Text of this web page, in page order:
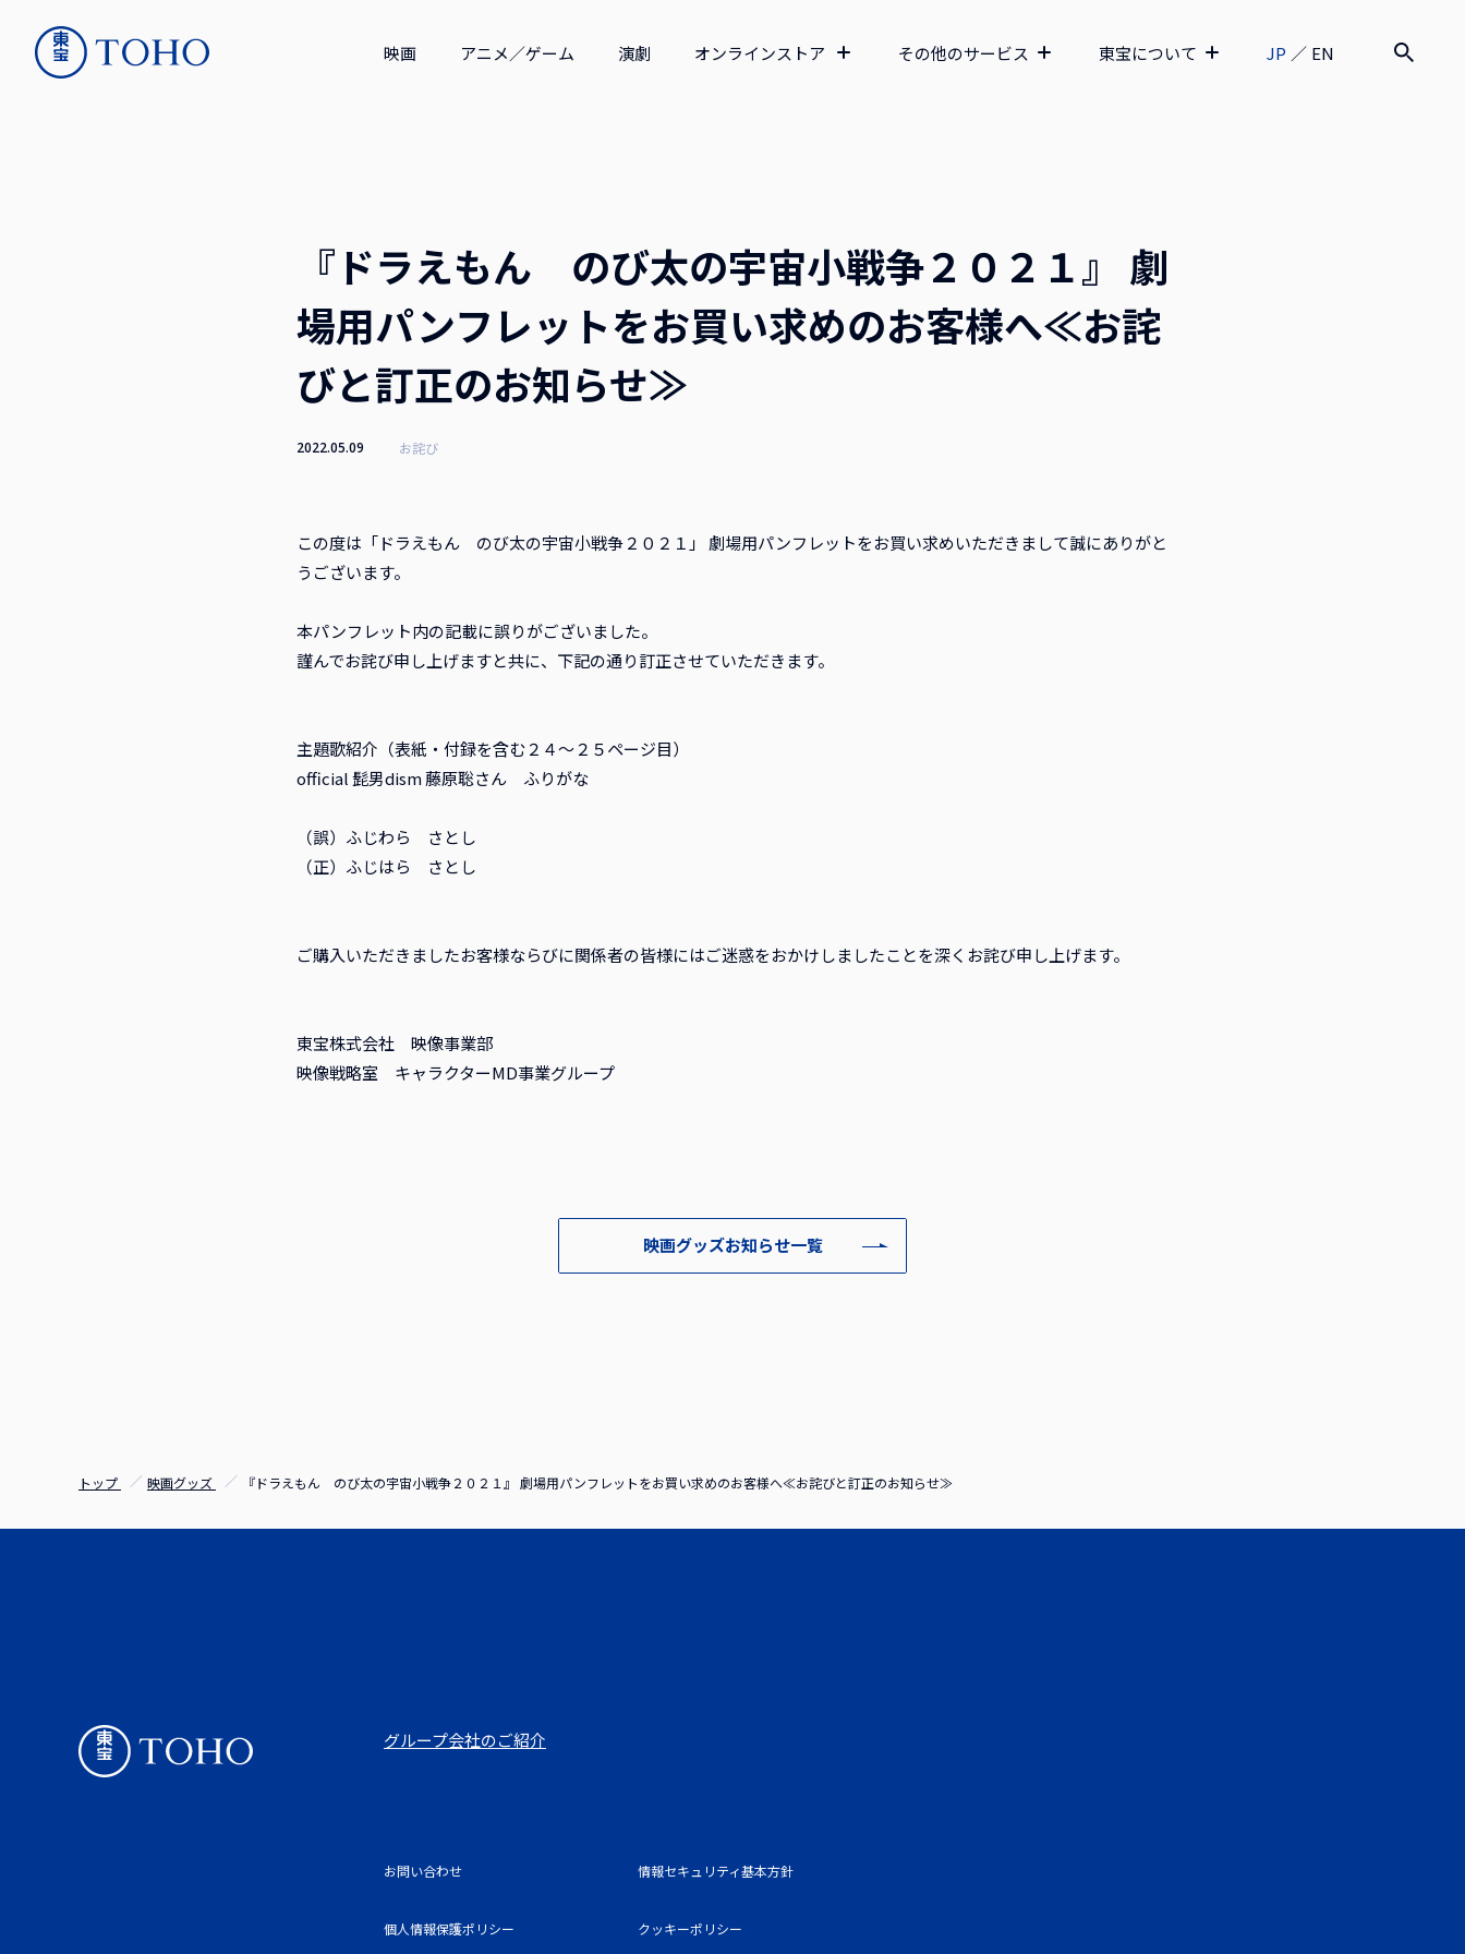
映画 アニメ／ゲーム 演劇 オンラインストア その他のサービス 東宝について JP ／ EN
『ドラえもん のび太の宇宙小戦争２０２１』 劇
場用パンフレットをお買い求めのお客様へ≪お詫
びと訂正のお知らせ≫
2022.05.09 お詫び
この度は「ドラえもん のび太の宇宙小戦争２０２１」 劇場用パンフレットをお買い求めいただきまして誠にありがと
うございます。
本パンフレット内の記載に誤りがございました。
謹んでお詫び申し上げますと共に、下記の通り訂正させていただきます。
主題歌紹介（表紙・付録を含む２４～２５ページ目）
official 髭男dism 藤原聡さん ふりがな
（誤）ふじわら さとし
（正）ふじはら さとし
ご購入いただきましたお客様ならびに関係者の皆様にはご迷惑をおかけしましたことを深くお詫び申し上げます。
東宝株式会社 映像事業部
映像戦略室 キャラクターMD事業グループ
映画グッズお知らせ一覧
トップ 映画グッズ 『ドラえもん のび太の宇宙小戦争２０２１』 劇場用パンフレットをお買い求めのお客様へ≪お詫びと訂正のお知らせ≫
グループ会社のご紹介
お問い合わせ
個人情報保護ポリシー
情報セキュリティ基本方針
クッキーポリシー